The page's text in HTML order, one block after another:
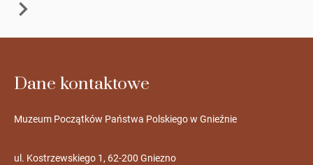
Dane kontaktowe
Muzeum Początków Państwa Polskiego w Gnieźnie
ul. Kostrzewskiego 1, 62-200 Gniezno